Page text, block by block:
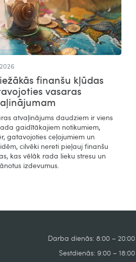
finanšu kļūdas
vasaras
atvaļinājums daudziem ir viens
gaidītākajiem notikumiem,
gatavojoties ceļojumiem un
cilvēki nereti pieļauj finanšu
kas vēlāk rada lieku stresu un
izdevumus.
Darba dienās: 8:00 – 20:00
Sestdienās: 9:00 – 18:00